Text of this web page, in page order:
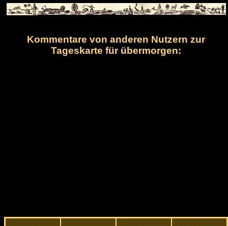
Kommentare von anderen Nutzern zur
Tageskarte für übermorgen: